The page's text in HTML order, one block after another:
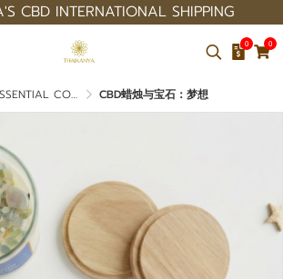
CBD INTERNATIONAL SHIPPING
0 0
COLLECTION CBD蜡烛与宝石：梦想